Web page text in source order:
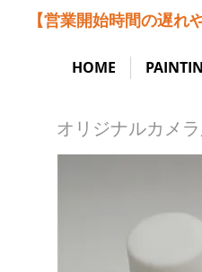
【営業開始時間の遅れ
HOME
オリジナルカメ